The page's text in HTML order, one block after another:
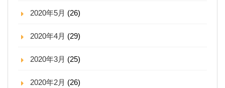
2020年5月 (26)
2020年4月 (29)
2020年3月 (25)
2020年2月 (26)